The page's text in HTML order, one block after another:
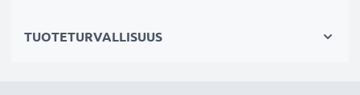
TUOTETURVALLISUUS